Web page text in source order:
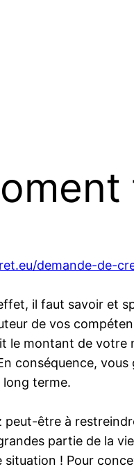
demande-de-
il faut savoir et
de vos
montant de votre
conséquence,
long terme.
être à
partie de la
situation ! Pour